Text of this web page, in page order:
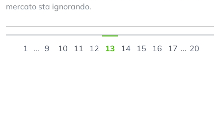
mercato sta ignorando.
1 ... 9 10 11 12 13 14 15 16 17 ... 20